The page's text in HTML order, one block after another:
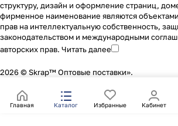
структуру, дизайн и оформление страниц,
фирменное наименование являются
прав на интеллектуальную собственность,
законодательством и международными
авторских прав. Читать далее
2026 © Skrap™ Оптовые поставки».
Главная Каталог Избранные Кабинет